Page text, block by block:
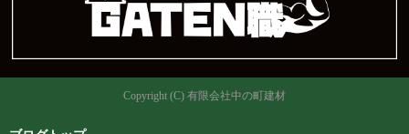
Copyright (C) 有限会社中の町建材